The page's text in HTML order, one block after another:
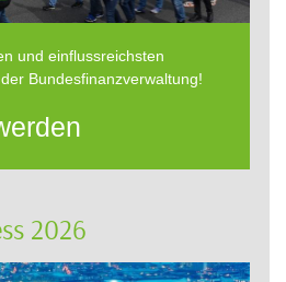
und einflussreichsten
Bundesfinanzverwaltung!
2026